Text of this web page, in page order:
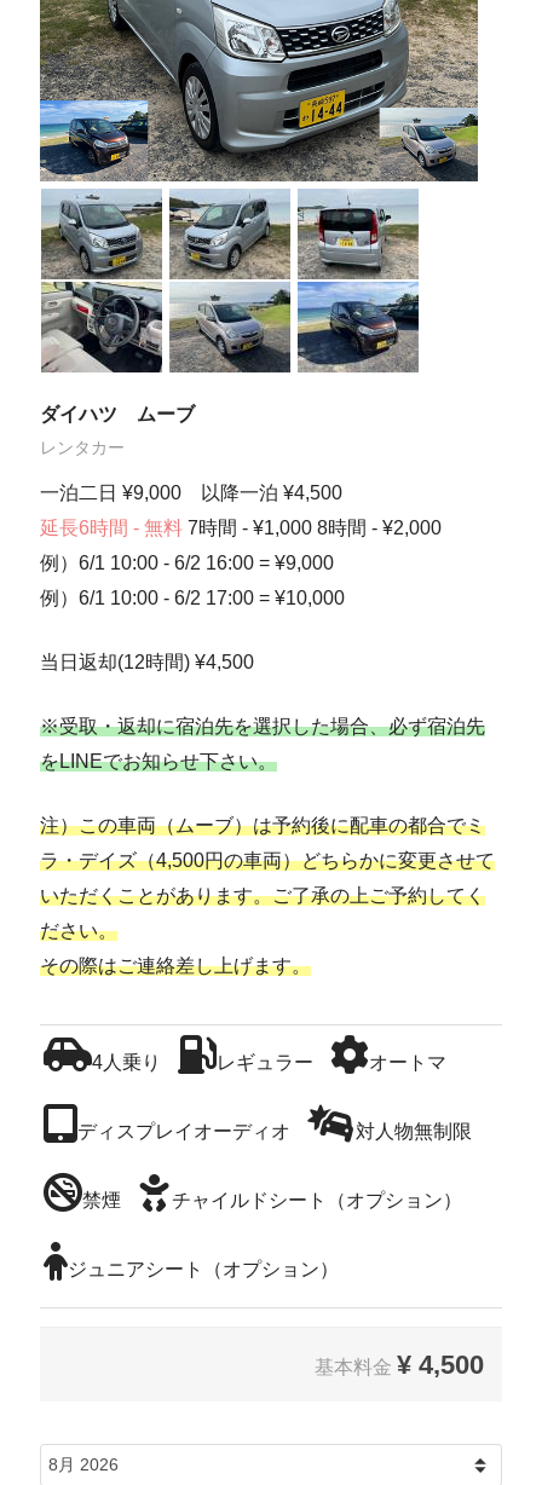
ダイハツ ムーブ
レンタカー
一泊二日 ¥9,000 以降一泊 ¥4,500
延長6時間 - 無料7時間 - ¥1,000 8時間 - ¥2,000
例）6/1 10:00 - 6/2 16:00 = ¥9,000
例）6/1 10:00 - 6/2 17:00 = ¥10,000
当日返却(12時間) ¥4,500
※受取・返却に宿泊先を選択した場合、必ず宿泊先
をLINEでお知らせ下さい。
注）この車両（ムーブ）は予約後に配車の都合でミ
ラ・デイズ（4,500円の車両）どちらかに変更させて
いただくことがあります。ご了承の上ご予約してく
ださい。
その際はご連絡差し上げます。
4人乗り レギュラー オートマ
ディスプレイオーディオ 対人物無制限
禁煙 チャイルドシート（オプション）
ジュニアシート（オプション）
基本料金 ¥ 4,500